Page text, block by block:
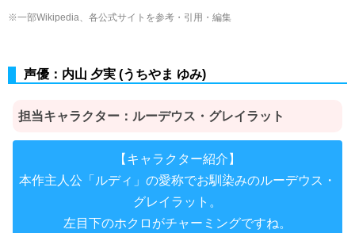
※一部Wikipedia、各公式サイトを参考・引用・編集
声優：内山 夕実 (うちやま ゆみ)
担当キャラクター：ルーデウス・グレイラット
【キャラクター紹介】
本作主人公「ルディ」の愛称でお馴染みのルーデウス・
グレイラット。
左目下のホクロがチャーミングですね。